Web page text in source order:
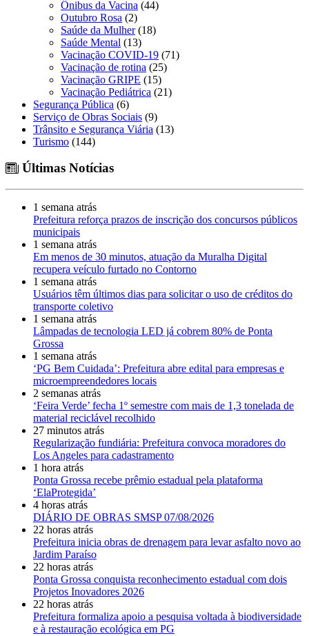
Ônibus da Vacina (44)
Outubro Rosa (2)
Saúde da Mulher(18)
Saúde Mental (13)
Vacinação COVID-19 (71)
Vacinação de rotina (25)
Vacinação GRIPE (15)
Vacinação Pediátrica (21)
Segurança Pública (6)
Serviço de Obras Sociais (9)
Trânsito e Segurança Viária (13)
Turismo (144)
Últimas Notícias
1 semana atrás
Prefeitura reforça prazos de inscrição dos concursos públicos
municipais
1 semana atrás
Em menos de 30 minutos, atuação da Muralha Digital
recupera veículo furtado no Contorno
1 semana atrás
Usuários têm últimos dias para solicitar o uso de créditos do
transporte coletivo
1 semana atrás
Lâmpadas de tecnologia LED já cobrem 80% de Ponta
Grossa
1 semana atrás
‘PG Bem Cuidada’: Prefeitura abre edital para empresas e
microempreendedores locais
2 semanas atrás
‘Feira Verde’ fecha 1º semestre com mais de 1,3 tonelada de
material reciclável recolhido
27 minutos atrás
Regularização fundiária: Prefeitura convoca moradores do
Los Angeles para cadastramento
1 hora atrás
Ponta Grossa recebe prêmio estadual pela plataforma
‘ElaProtegida’
4 horas atrás
DIÁRIO DE OBRAS SMSP 07/08/2026
22 horas atrás
Prefeitura inicia obras de drenagem para levar asfalto novo ao
Jardim Paraíso
22 horas atrás
Ponta Grossa conquista reconhecimento estadual com dois
Projetos Inovadores 2026
22 horas atrás
Prefeitura formaliza apoio a pesquisa voltada à biodiversidade
e à restauração ecológica em PG